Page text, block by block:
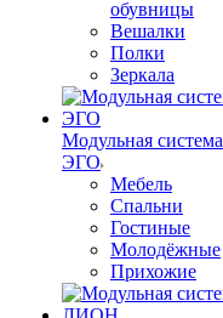
обувницы
Вешалки
Полки
Зеркала
Модульная система
ЭГО
Мебель
Спальни
Гостиные
Молодёжные
Прихожие